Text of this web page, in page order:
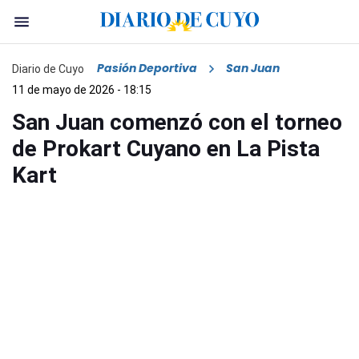
Diario de Cuyo Pasión Deportiva San Juan
11 de mayo de 2026 - 18:15
San Juan comenzó con el torneo
de Prokart Cuyano en La Pista
Kart